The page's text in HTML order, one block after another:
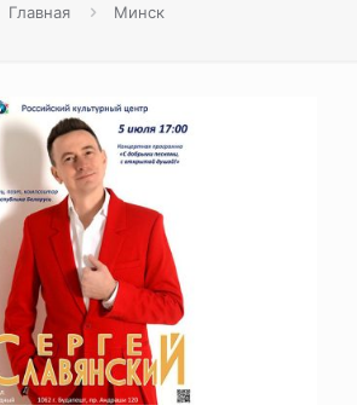
Главная Минск